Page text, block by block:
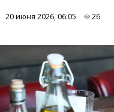
А
Б
20 июня 2026, 06:05 26